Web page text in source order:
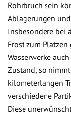
Rohrbruch sein
Ablagerungen
Insbesondere bei
Frost zum Platzen
Wasserwerke
Zustand, so
kilometerlangen
verschiedene
Diese